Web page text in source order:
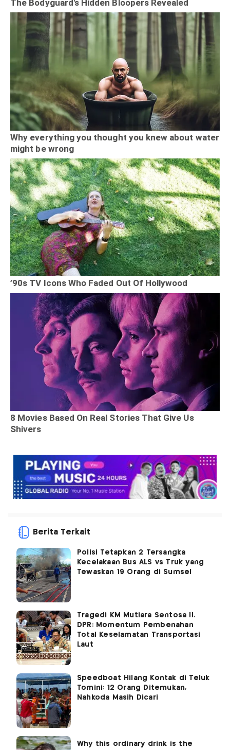
Berita Terkait
Polisi Tetapkan 2 Tersangka
Kecelakaan Bus ALS vs Truk yang
Tewaskan 19 Orang di Sumsel
Tragedi KM Mutiara Sentosa II,
DPR: Momentum Pembenahan
Total Keselamatan Transportasi
Laut
Speedboat Hilang Kontak di Teluk
Tomini: 12 Orang Ditemukan,
Nahkoda Masih Dicari